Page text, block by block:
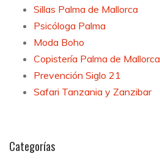
Sillas Palma de Mallorca
Psicóloga Palma
Moda Boho
Copistería Palma de Mallorca
Prevención Siglo 21
Safari Tanzania y Zanzibar
Categorías